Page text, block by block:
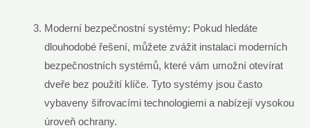
Moderní bezpečnostní systémy: Pokud hledáte
dlouhodobé řešení, můžete zvážit instalaci moderních
bezpečnostních systémů, které vám umožní otevírat
dveře bez použití klíče. Tyto systémy jsou často
vybaveny šifrovacími technologiemi a nabízejí vysokou
úroveň ochrany.